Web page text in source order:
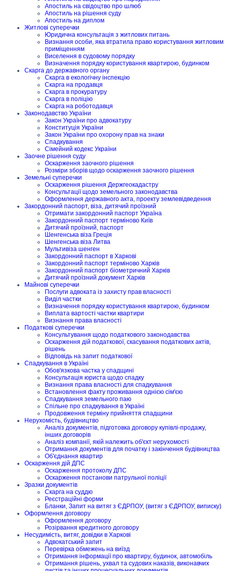
Апостиль на свідоцтво про шлюб
Апостиль на рішення суду
Апостиль на диплом
Житлові суперечки
Юридична консультація з житлових питань
Визнання особи, яка втратила право користування житловим
приміщенням
Виселення в судовому порядку
Визначення порядку користування квартирою, будинком
Скарга до державного органу
Скарга в екологічну інспекцію
Скарга на продавця
Скарга в прокуратуру
Скарга в поліцію
Скарга на роботодавця
Законодавство України
Закон України про адвокатуру
Конституція України
Закон України про охорону прав на знаки
Спадкування
Сімейний кодекс України
Заочне рішення суду
Оскарження заочного рішення
Розміри зборів щодо оскарження заочного рішення
Земельні суперечки
Оскарження рішення Держгеокадастру
Консультації щодо земельного законодавства
Оформлення державного акта, проекту землевідведення
Закордонний паспорт, віза, дитячий проїзний
Отримати закордонний паспорт Україна
Закордонний паспорт терміново Київ
Дитячий проїзний, паспорт
Шенгенська віза Греція
Шенгенська віза Литва
Мультивіза шенген
Закордонний паспорт в Харкові
Закордонний паспорт терміново Харків
Закордонний паспорт біометричний Харків
Дитячий проїзний документ Харків
Майнові суперечки
Послуги адвоката із захисту прав власності
Виділ частки
Визначення порядку користування квартирою, будинком
Виплата вартості частки квартири
Визнання права власності
Податкові суперечки
Консультування щодо податкового законодавства
Оскарження дій податкової, скасування податкових актів,
рішень
Відповідь на запит податкової
Спадкування в Україні
Обов'язкова частка у спадщині
Консультація юриста щодо спадку
Визнання права власності для спадкування
Встановлення факту проживання однією сім'єю
Спадкування земельного паю
Спільне про спадкування в Україні
Продовження терміну прийняття спадщини
Нерухомість, будівництво
Аналіз документів, підготовка договору купівлі-продажу,
інших договорів
Аналіз компанії, якій належить об'єкт нерухомості
Отримання документів для початку і закінчення будівництва
Об'єднання квартир
Оскарження дій ДПС
Оскарження протоколу ДПС
Оскарження постанови патрульної поліції
Зразки документів
Скарга на суддю
Реєстраційні форми
Бланки, Запит на витяг з ЄДРПОУ, (витяг з ЄДРПОУ, виписку)
Оформлення договору
Оформлення договору
Розірвання кредитного договору
Несудимість, витяг, довідки в Харкові
Адвокатський запит
Перевірка обмежень на виїзд
Отримання інформації про квартиру, будинок, автомобіль
Отримання рішень, ухвал та судових наказів, виконавчих